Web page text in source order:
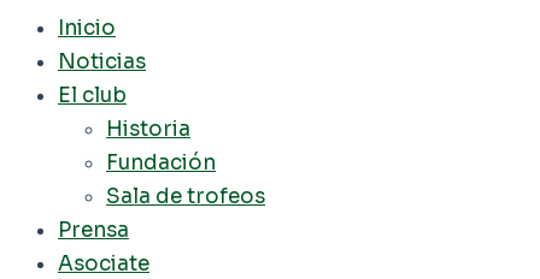
Inicio
Noticias
El club
Historia
Fundación
Sala de trofeos
Prensa
Asociate